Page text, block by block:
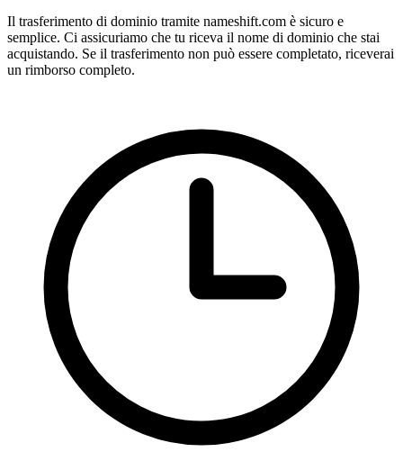
Il trasferimento di dominio tramite nameshift.com è sicuro e
semplice. Ci assicuriamo che tu riceva il nome di dominio che stai
acquistando. Se il trasferimento non può essere completato, riceverai
un rimborso completo.